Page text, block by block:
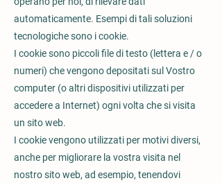
automaticamente. Esempi di tali soluzioni
tecnologiche sono i cookie.
I cookie sono piccoli file di testo (lettera e / o
numeri) che vengono depositati sul Vostro
computer (o altri dispositivi utilizzati per
accedere a Internet) ogni volta che si visita
un sito web.
I cookie vengono utilizzati per motivi diversi,
anche per migliorare la vostra visita nel
nostro sito web, ad esempio, tenendovi